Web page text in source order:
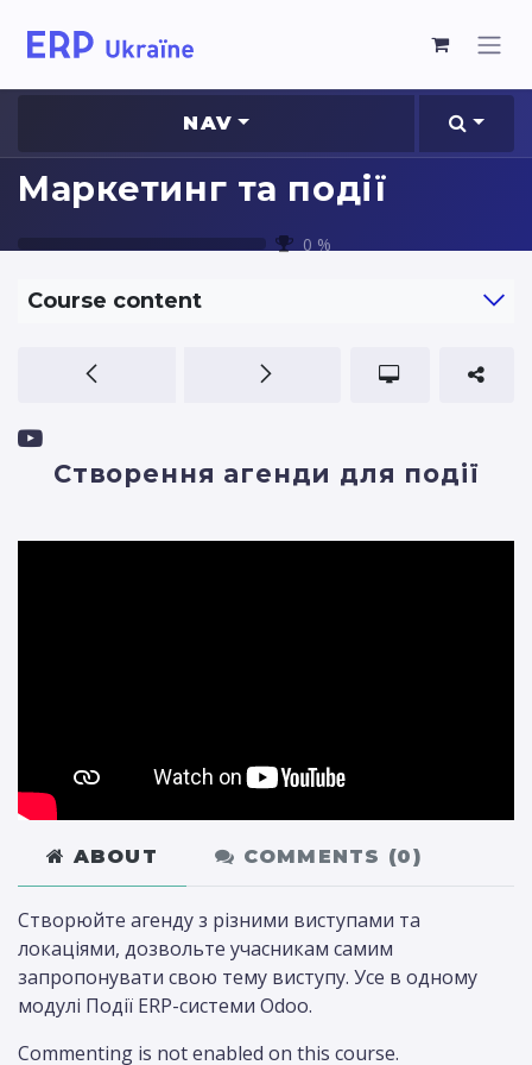
NAV
Маркетинг та події
0 %
Course content
Створення агенди для події
ABOUT COMMENTS (0)
Створюйте агенду з різними виступами та
локаціями, дозвольте учасникам самим
запропонувати свою тему виступу. Усе в одному
модулі Події ERP-системи Odoo.
Commenting is not enabled on this course.